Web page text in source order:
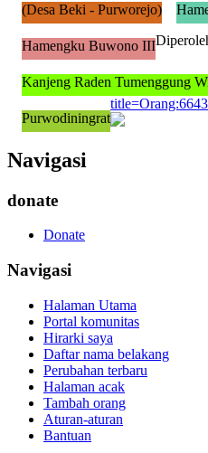
(Desa Beki - Purworejo)
Hamengku Buwono III
Kanjeng Raden Tumenggung
Purwodiningrat
Navigasi
donate
Donate
Navigasi
Halaman Utama
Portal komunitas
Hirarki saya
Daftar nama belakang
Perubahan terbaru
Halaman acak
Tambah orang
Aturan-aturan
Bantuan